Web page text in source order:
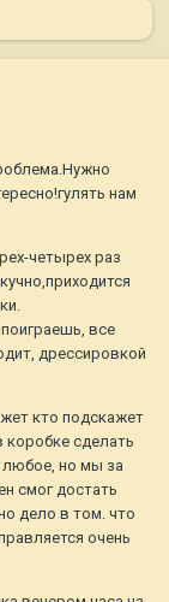
нам
четырех раз
все
дрессировкой
кто подскажет
коробке сделать
любое, но мы за
смог достать
дело в том. что
очень